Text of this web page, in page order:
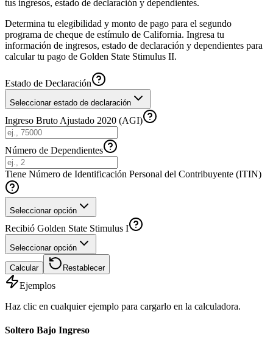
tus ingresos, estado de declaración y dependientes.
Determina tu elegibilidad y monto de pago para el segundo
programa de cheque de estímulo de California. Ingresa tu
información de ingresos, estado de declaración y dependientes para
calcular tu pago de Golden State Stimulus II.
Estado de Declaración
Seleccionar estado de declaración
Ingreso Bruto Ajustado 2020 (AGI)
Número de Dependientes
Tiene Número de Identificación Personal del Contribuyente (ITIN)
Seleccionar opción
Recibió Golden State Stimulus I
Seleccionar opción
Calcular Restablecer
Ejemplos
Haz clic en cualquier ejemplo para cargarlo en la calculadora.
Soltero Bajo Ingreso